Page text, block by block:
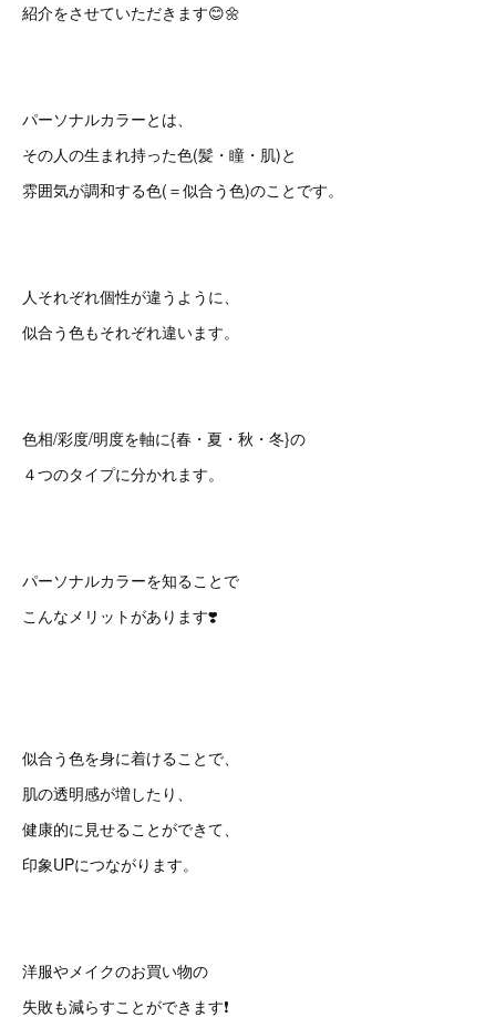
紹介をさせていただきます😊🌼
パーソナルカラーとは、
その人の生まれ持った色(髪・瞳・肌)と
雰囲気が調和する色(＝似合う色)のことです。
人それぞれ個性が違うように、
似合う色もそれぞれ違います。
色相/彩度/明度を軸に{春・夏・秋・冬}の
４つのタイプに分かれます。
パーソナルカラーを知ることで
こんなメリットがあります❣️
似合う色を身に着けることで、
肌の透明感が増したり、
健康的に見せることができて、
印象UPにつながります。
洋服やメイクのお買い物の
失敗も減らすことができます❗️